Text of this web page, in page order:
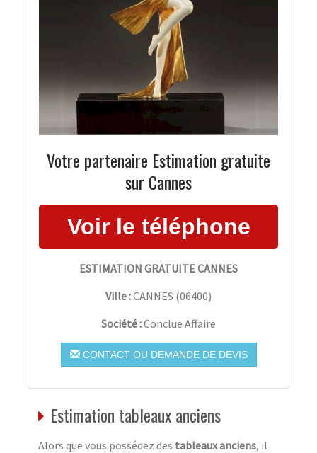
Votre partenaire Estimation gratuite
sur Cannes
ESTIMATION GRATUITE CANNES
Ville :CANNES (06400)
Société :Conclue Affaire
CONTACT OU DEMANDE DE DEVIS
Estimation tableaux anciens
Alors que vous possédez des tableaux anciens, il